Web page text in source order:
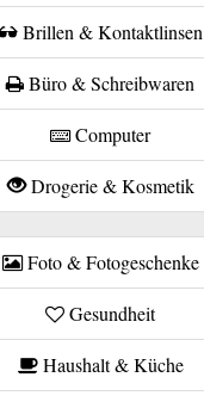
Brillen & Kontaktlinsen
Büro & Schreibwaren
Computer
Drogerie & Kosmetik
Foto & Fotogeschenke
Gesundheit
Haushalt & Küche